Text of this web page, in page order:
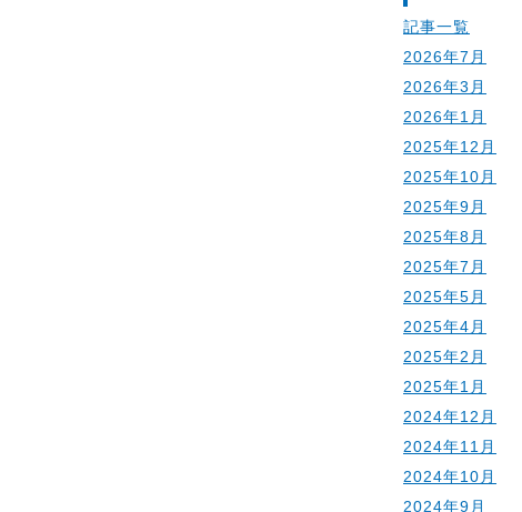
記事一覧
2026年7月
2026年3月
2026年1月
2025年12月
2025年10月
2025年9月
2025年8月
2025年7月
2025年5月
2025年4月
2025年2月
2025年1月
2024年12月
2024年11月
2024年10月
2024年9月